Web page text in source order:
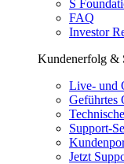
S
FAQ
Investor
Kundenerfolg &
Live- und
Geführtes
Support-
Jetzt